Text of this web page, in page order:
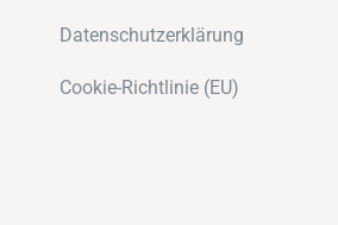
Datenschutzerklärung
Cookie-Richtlinie (EU)